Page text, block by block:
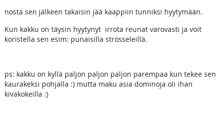
nosta sen jälkeen takaisin jää kaappiin tunniksi hyytymään.
Kun kakku on täysin hyytynyt irrota reunat varovasti ja voit
koristella sen esim: punaisilla strösseleillä.
ps: kakku on kyllä paljon paljon paljon parempaa kun tekee sen
kaurakeksi pohjalla :) mutta maku asia dominoja oli ihan
kivakokeilla :)